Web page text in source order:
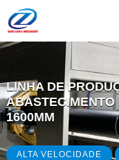
LINHA DE
1600MM
ALTA VELOCIDADE